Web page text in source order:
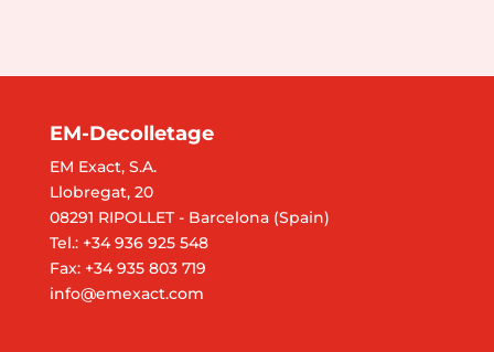
EM-Decolletage
EM Exact, S.A.
Llobregat, 20
08291 RIPOLLET - Barcelona (Spain)
Tel.: +34 936 925 548
Fax: +34 935 803 719
info@emexact.com